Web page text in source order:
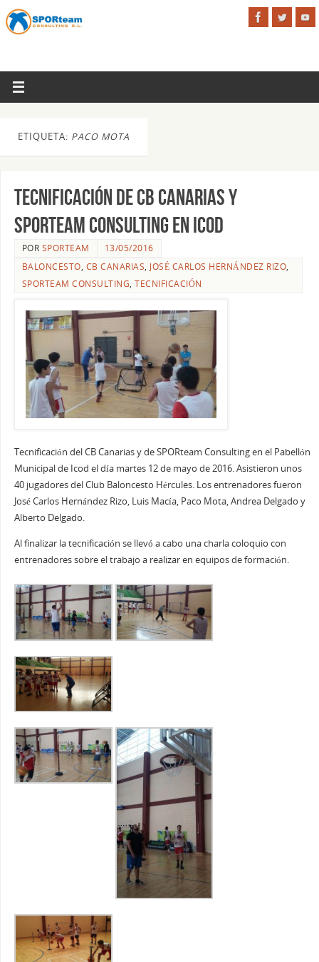
ETIQUETA: PACO MOTA
Tecnificación de CB Canarias y
SPORteam Consulting en Icod
POR SPORTEAM
13/05/2016
BALONCESTO, CB CANARIAS,JOSÉ CARLOS HERNÁNDEZ RIZO,
SPORTEAM CONSULTING,TECNIFICACIÓN
Tecnificación del CB Canarias y de SPORteam Consulting en el Pabellón
Municipal de Icod el día martes 12 de mayo de 2016. Asistieron unos
40 jugadores del Club Baloncesto Hércules. Los entrenadores fueron
José Carlos Hernández Rizo, Luis Macía, Paco Mota, Andrea Delgado y
Alberto Delgado.
Al finalizar la tecnificación se llevó a cabo una charla coloquio con
entrenadores sobre el trabajo a realizar en equipos de formación.